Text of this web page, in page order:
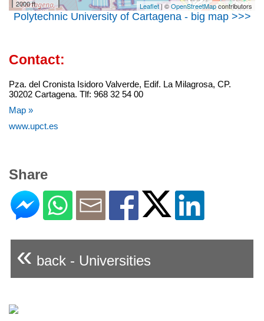
2000 ft
Leaflet| ©OpenStreetMapcontributors
Polytechnic University of Cartagena - big map >>>
Contact:
Pza. del Cronista Isidoro Valverde, Edif. La Milagrosa, CP.
30202 Cartagena. Tlf: 968 32 54 00
Map »
www.upct.es
Share
« back - Universities